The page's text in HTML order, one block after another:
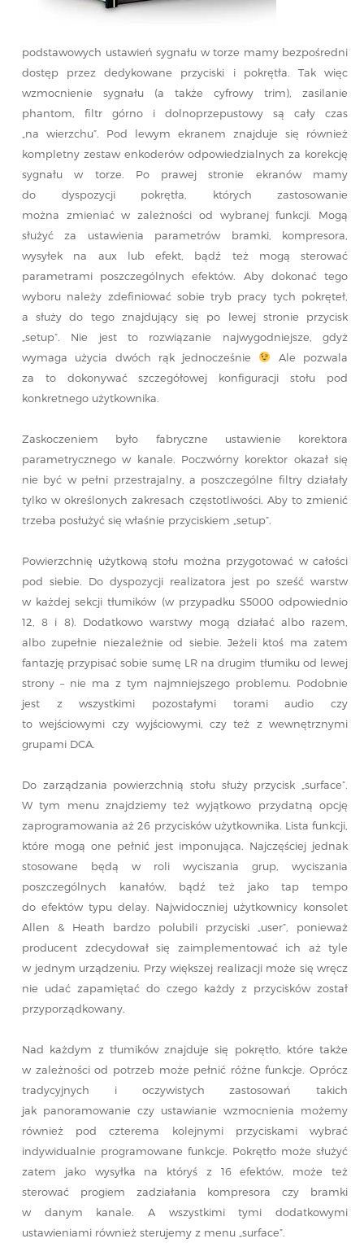
podstawowych ustawień sygnału w torze mamy bezpośredni
dostęp przez dedykowane przyciski i pokrętła. Tak więc
wzmocnienie sygnału (a także cyfrowy trim), zasilanie
phantom, filtr górno i dolnoprzepustowy są cały czas
„na wierzchu”. Pod lewym ekranem znajduje się również
kompletny zestaw enkoderów odpowiedzialnych za korekcję
sygnału w torze. Po prawej stronie ekranów mamy
do dyspozycji pokrętła, których zastosowanie
można zmieniać w zależności od wybranej funkcji. Mogą
służyć za ustawienia parametrów bramki, kompresora,
wysyłek na aux lub efekt, bądź też mogą sterować
parametrami poszczególnych efektów. Aby dokonać tego
wyboru należy zdefiniować sobie tryb pracy tych pokręteł,
a służy do tego znajdujący się po lewej stronie przycisk
„setup”. Nie jest to rozwiązanie najwygodniejsze, gdyż
wymaga użycia dwóch rąk jednocześnie
Ale pozwala
za to dokonywać szczegółowej konfiguracji stołu pod
konkretnego użytkownika.
Zaskoczeniem było fabryczne ustawienie korektora
parametrycznego w kanale. Poczwórny korektor okazał się
nie być w pełni przestrajalny, a poszczególne filtry działały
tylko w określonych zakresach częstotliwości. Aby to zmienić
trzeba posłużyć się właśnie przyciskiem „setup”.
Powierzchnię użytkową stołu można przygotować w całości
pod siebie. Do dyspozycji realizatora jest po sześć warstw
w każdej sekcji tłumików (w przypadku S5000 odpowiednio
12, 8 i 8). Dodatkowo warstwy mogą działać albo razem,
albo zupełnie niezależnie od siebie. Jeżeli ktoś ma zatem
fantazję przypisać sobie sumę LR na drugim tłumiku od lewej
strony – nie ma z tym najmniejszego problemu. Podobnie
jest z wszystkimi pozostałymi torami audio czy
to wejściowymi czy wyjściowymi, czy też z wewnętrznymi
grupami DCA.
Do zarządzania powierzchnią stołu służy przycisk „surface”.
W tym menu znajdziemy też wyjątkowo przydatną opcję
zaprogramowania aż 26 przycisków użytkownika. Lista funkcji,
które mogą one pełnić jest imponująca. Najczęściej jednak
stosowane będą w roli wyciszania grup, wyciszania
poszczególnych kanałów, bądź też jako tap tempo
do efektów typu delay. Najwidoczniej użytkownicy konsolet
Allen & Heath bardzo polubili przyciski „user”, ponieważ
producent zdecydował się zaimplementować ich aż tyle
w jednym urządzeniu. Przy większej realizacji może się wręcz
nie udać zapamiętać do czego każdy z przycisków został
przyporządkowany.
Nad każdym z tłumików znajduje się pokrętło, które także
w zależności od potrzeb może pełnić różne funkcje. Oprócz
tradycyjnych i oczywistych zastosowań takich
jak panoramowanie czy ustawianie wzmocnienia możemy
również pod czterema kolejnymi przyciskami wybrać
indywidualnie programowane funkcje. Pokrętło może służyć
zatem jako wysyłka na któryś z 16 efektów, może też
sterować progiem zadziałania kompresora czy bramki
w danym kanale. A wszystkimi tymi dodatkowymi
ustawieniami również sterujemy z menu „surface”.